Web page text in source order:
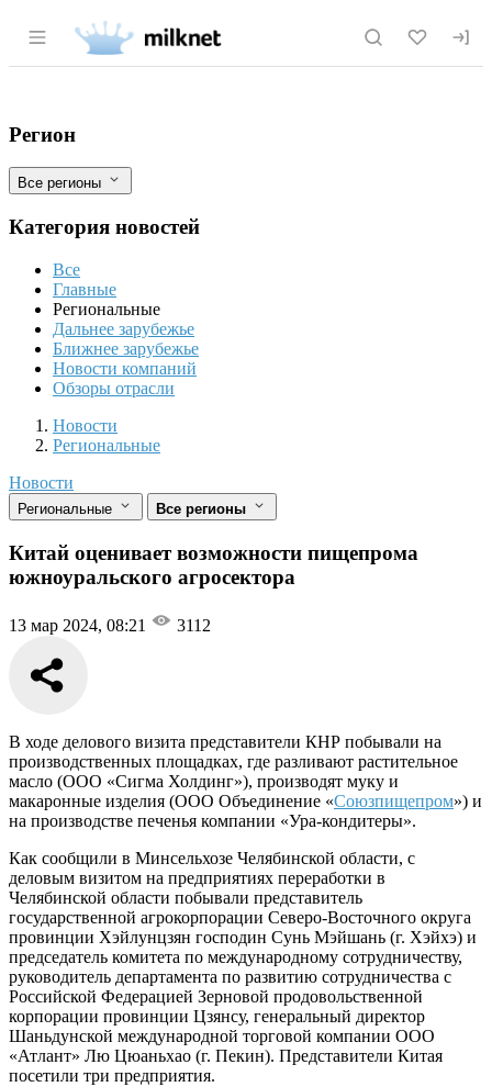
Раздел навигации по сайту milknet.ru
Китай оценивает возможности
Фильтры
Регион
Все регионы
Категория новостей
Все
Главные
Региональные
Дальнее зарубежье
Ближнее зарубежье
Новости компаний
Обзоры отрасли
Новости
Разделы
Новости
Региональные
Новости
Региональные Все регионы
Китай оценивает возможности пищепрома
южноуральского агросектора
13 мар 2024, 08:21 3112
В ходе делового визита представители КНР побывали на
производственных площадках, где разливают растительное
масло (ООО «Сигма Холдинг»), производят муку и
макаронные изделия (ООО Объединение «Союзпищепром») и
на производстве печенья компании «Ура-кондитеры».
Как сообщили в Минсельхозе Челябинской области, с
деловым визитом на предприятиях переработки в
Челябинской области побывали представитель
государственной агрокорпорации Северо-Восточного округа
провинции Хэйлунцзян господин Сунь Мэйшань (г. Хэйхэ) и
председатель комитета по международному сотрудничеству,
руководитель департамента по развитию сотрудничества с
Российской Федерацией Зерновой продовольственной
корпорации провинции Цзянсу, генеральный директор
Шаньдунской международной торговой компании ООО
«Атлант» Лю Цюаньхао (г. Пекин). Представители Китая
посетили три предприятия.